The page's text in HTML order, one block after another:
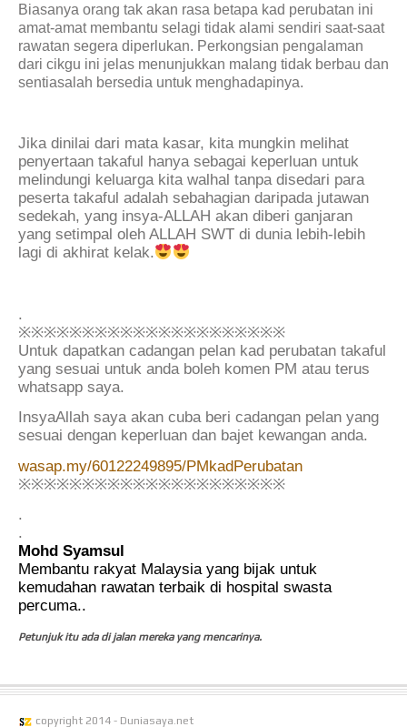
Biasanya orang tak akan rasa betapa kad perubatan ini
amat-amat membantu selagi tidak alami sendiri saat-saat
rawatan segera diperlukan. Perkongsian pengalaman
dari cikgu ini jelas menunjukkan malang tidak berbau dan
sentiasalah bersedia untuk menghadapinya.
Jika dinilai dari mata kasar, kita mungkin melihat
penyertaan takaful hanya sebagai keperluan untuk
melindungi keluarga kita walhal tanpa disedari para
peserta takaful adalah sebahagian daripada jutawan
sedekah, yang insya-ALLAH akan diberi ganjaran
yang setimpal oleh ALLAH SWT di dunia lebih-lebih
lagi di akhirat kelak.
.
※※※※※※※※※※※※※※※※※※※※※
Untuk dapatkan cadangan pelan kad perubatan takaful
yang sesuai untuk anda boleh komen PM atau terus
whatsapp saya.
InsyaAllah saya akan cuba beri cadangan pelan yang
sesuai dengan keperluan dan bajet kewangan anda.
wasap.my/60122249895/PMkadPerubatan
※※※※※※※※※※※※※※※※※※※※※
.
.
Mohd Syamsul
Membantu rakyat Malaysia yang bijak untuk
kemudahan rawatan terbaik di hospital swasta
percuma..
Petunjuk itu ada di jalan mereka yang mencarinya.
copyright 2014 - Duniasaya.net